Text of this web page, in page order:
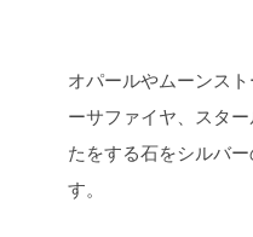
オパールやムーンス
ーサファイヤ、スタ
たをする石をシルバ
す。